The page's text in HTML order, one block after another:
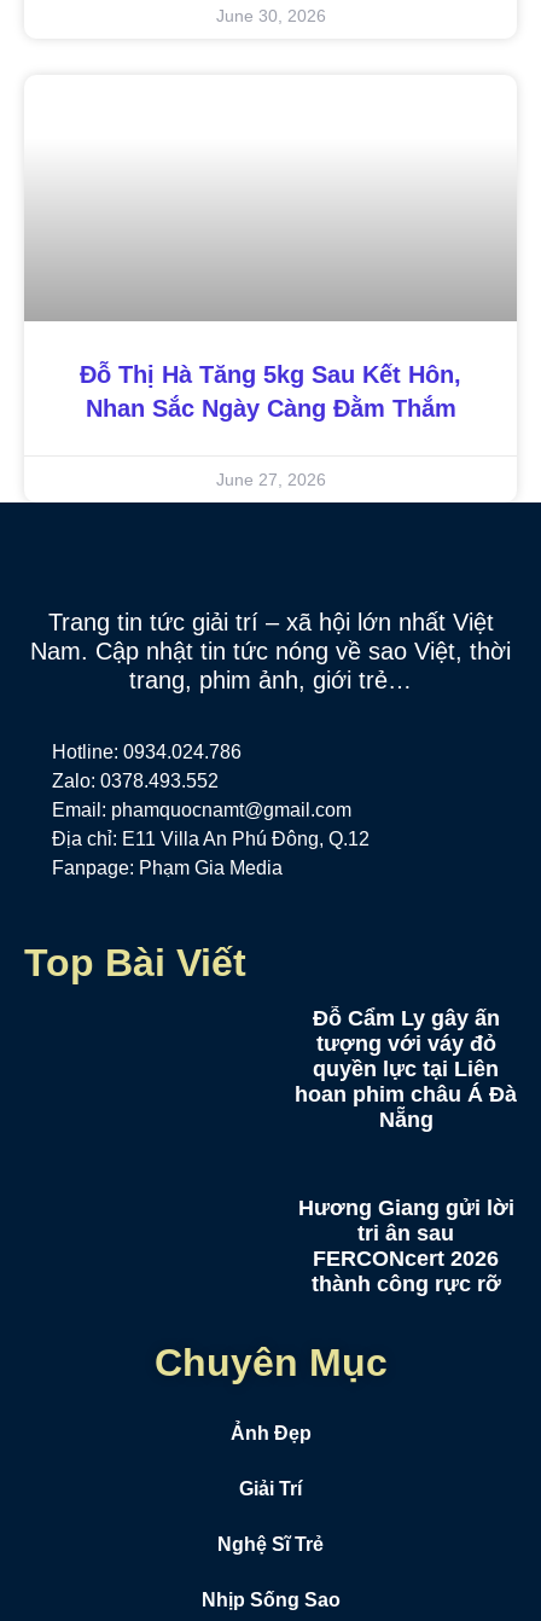
June 30, 2026
Đỗ Thị Hà Tăng 5kg Sau Kết Hôn,
Nhan Sắc Ngày Càng Đằm Thắm
June 27, 2026
Trang tin tức giải trí – xã hội lớn nhất Việt
Nam. Cập nhật tin tức nóng về sao Việt, thời
trang, phim ảnh, giới trẻ…
Hotline: 0934.024.786
Zalo: 0378.493.552
Email: phamquocnamt@gmail.com
Địa chỉ: E11 Villa An Phú Đông, Q.12
Fanpage: Phạm Gia Media
Top Bài Viết
Đỗ Cẩm Ly gây ấn
tượng với váy đỏ
quyền lực tại Liên
hoan phim châu Á Đà
Nẵng
Hương Giang gửi lời
tri ân sau
FERCONcert 2026
thành công rực rỡ
Chuyên Mục
Ảnh Đẹp
Giải Trí
Nghệ Sĩ Trẻ
Nhịp Sống Sao